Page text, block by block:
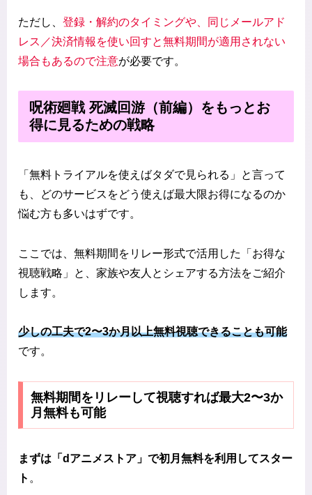
ただし、 登録・解約のタイミングや、同じメールアド
レス／決済情報を使い回すと無料期間が適用されない
場合もあるので注意が必要です。
呪術廻戦 死滅回游（前編）をもっとお
得に見るための戦略
「無料トライアルを使えばタダで見られる」と言って
も、どのサービスをどう使えば最大限お得になるのか
悩む方も多いはずです。
ここでは、無料期間をリレー形式で活用した「お得な
視聴戦略」と、家族や友人とシェアする方法をご紹介
します。
少しの工夫で2〜3か月以上無料視聴できることも可能
です。
無料期間をリレーして視聴すれば最大2〜3か
月無料も可能
まずは「dアニメストア」で初月無料を利用してスター
ト 。